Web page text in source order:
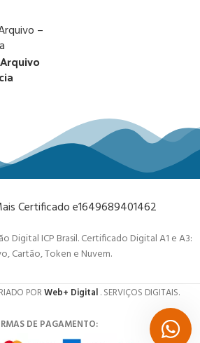
Digital ICP Brasil. Certificado Digital A1 e A3:
Cartão, Token e Nuvem.
PORWeb+ Digital. SERVIÇOS DIGITAIS.
DE PAGAMENTO: